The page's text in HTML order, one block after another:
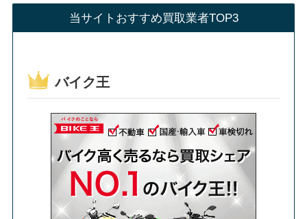
当サイトおすすめ買取業者TOP3
バイク王